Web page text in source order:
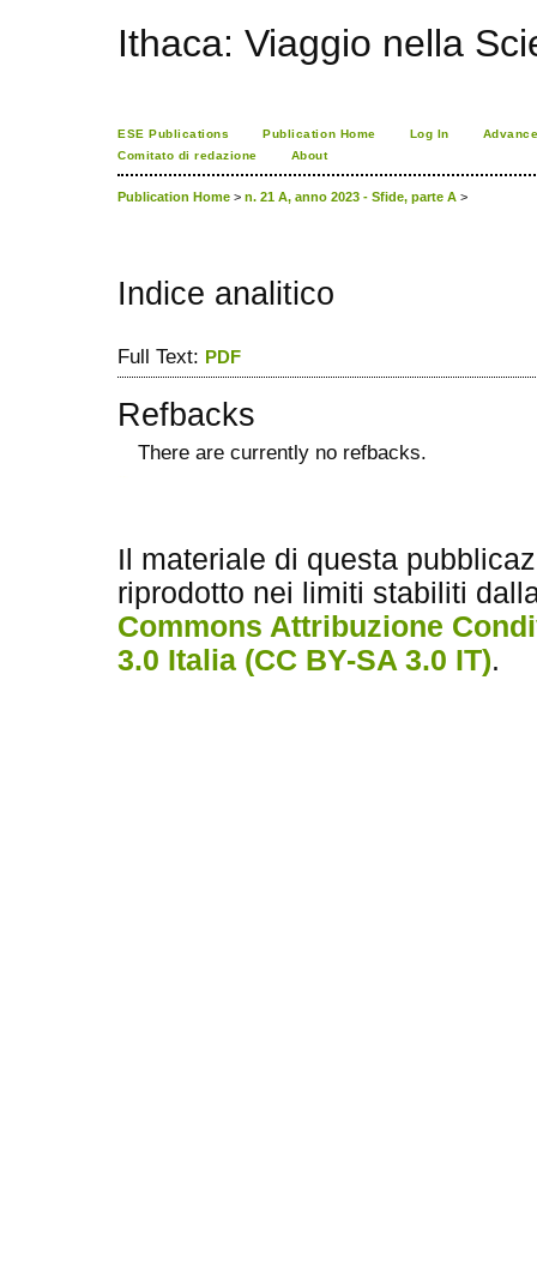
Ithaca: Viaggio nella
ESE Publications Publication Home Log In
Comitato di redazione
About
Publication Home > n. 21 A, anno 2023 - Sfide, parte A >
Indice analitico
Full Text: PDF
Refbacks
There are currently no refbacks.
Il materiale di questa
riprodotto nei limiti stabiliti
Commons Attribuzione
3.0 Italia (CC BY-SA 3.0 IT).